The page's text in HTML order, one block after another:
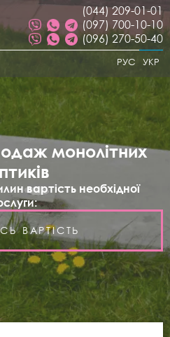
(044) 209-01-01
(097) 700-10-10
(096) 270-50-40
УКР
РУС
монолітних
вартість необхідної
ВАРТІСТЬ